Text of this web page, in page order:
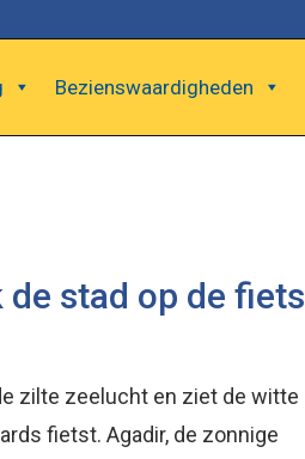
Bezienswaardigheden
stad op de fiets
zilte zeelucht en ziet de witte
fietst. Agadir, de zonnige